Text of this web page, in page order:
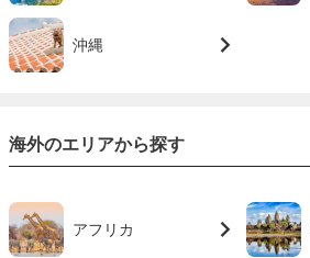
沖縄
海外のエリアから探す
アフリカ